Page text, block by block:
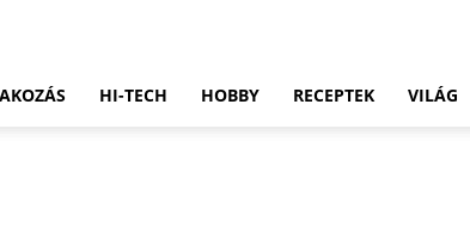
HI-TECH HOBBY RECEPTEK VILÁG